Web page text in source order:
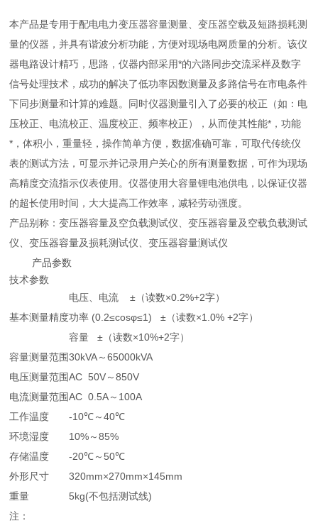
本产品是专用于配电电力变压器容量测量、变压器空载及短路损耗测
量的仪器，并具有谐波分析功能，方便对现场电网质量的分析。该仪
器电路设计精巧，思路，仪器内部采用*的六路同步交流采样及数字
信号处理技术，成功的解决了低功率因数测量及多路信号在市电条件
下同步测量和计算的难题。同时仪器测量引入了必要的校正（如：电
压校正、电流校正、温度校正、频率校正），从而使其性能*，功能
*，体积小，重量轻，操作简单方便，数据准确可靠，可取代传统仪
表的测试方法，可显示并记录用户关心的所有测量数据，可作为现场
高精度交流指示仪表使用。仪器使用大容量锂电池供电，以保证仪器
的超长使用时间，大大提高工作效率，减轻劳动强度。
产品别称：变压器容量及空负载测试仪、变压器容量及空载负载测试
仪、变压器容量及损耗测试仪、变压器容量测试仪
产品参数
技术参数
基本测量精度
电压、电流 ±（读数×0.2%+2字）
功率 (0.2≤cosφ≤1) ±（读数×1.0% +2字）
容量 ±（读数×10%+2字）
容量测量范围30kVA～65000kVA
电压测量范围AC 50V～850V
电流测量范围AC 0.5A～100A
工作温度
-10℃～40℃
环境湿度
10%～85%
存储温度
-20℃～50℃
外形尺寸
320mm×270mm×145mm
重量
5kg(不包括测试线)
注：